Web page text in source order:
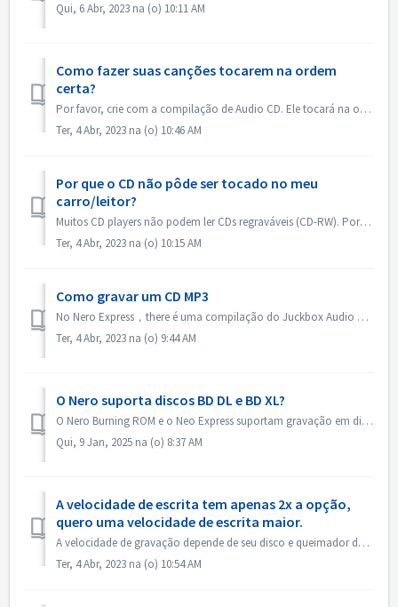
Qui, 6 Abr, 2023 na (o) 10:11 AM
Como fazer suas canções tocarem na ordem
certa?
Por favor, crie com a compilação de Audio CD. Ele tocará na ordem em que você adicionou os arquivos. Se você criar com outra compilação que irá gravar de fa...
Ter, 4 Abr, 2023 na (o) 10:46 AM
Por que o CD não pôde ser tocado no meu
carro/leitor?
Muitos CD players não podem ler CDs regraváveis (CD-RW). Portanto, você deve usar os CD-ROMs normais para gravar CDs de áudio.
Ter, 4 Abr, 2023 na (o) 10:15 AM
Como gravar um CD MP3
No Nero Express，there é uma compilação do Juckbox Audio CD que cria um CD com todos os seus arquivos favoritos MP3, WMA ou Nero AAC que podem ser reproduzi...
Ter, 4 Abr, 2023 na (o) 9:44 AM
O Nero suporta discos BD DL e BD XL?
O Nero Burning ROM e o Neo Express suportam gravação em discos BD DL (50 GB) e BD XL (100 GB e 128 GB). O Nero Video suporta gravação para BD DL (50GB). Não...
Qui, 9 Jan, 2025 na (o) 8:37 AM
A velocidade de escrita tem apenas 2x a opção,
quero uma velocidade de escrita maior.
A velocidade de gravação depende de seu disco e queimador de disco. Nero Burning ROM detecta automaticamente o queimador de disco e o disco e lista a veloci...
Ter, 4 Abr, 2023 na (o) 10:54 AM